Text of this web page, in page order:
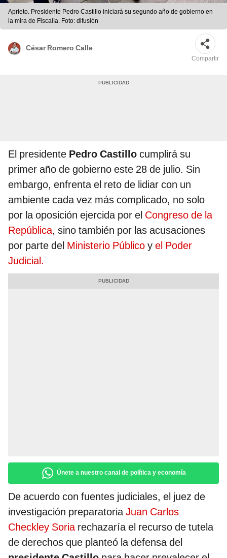
Aprieto. Presidente Pedro Castillo iniciará su segundo año de gobierno en
la mira de Fiscalía. Foto: difusión
César Romero Calle
Compartir
El presidente Pedro Castillo cumplirá su
primer año de gobierno este 28 de julio. Sin
embargo, enfrenta el reto de lidiar con un
ambiente cada vez más complicado, no solo
por la oposición ejercida por el Congreso de la
República, sino también por las acusaciones
por parte del Ministerio Público y el Poder
Judicial.
Únete a nuestro canal de política y economía
De acuerdo con fuentes judiciales, el juez de
investigación preparatoriaJuan Carlos
Checkley Soriarechazaría el recurso de tutela
de derechos que planteó la defensa del